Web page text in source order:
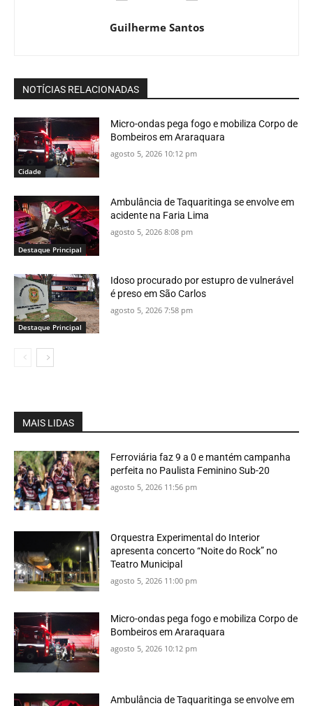
Guilherme Santos
NOTÍCIAS RELACIONADAS
Cidade
Micro-ondas pega fogo e mobiliza Corpo de
Bombeiros em Araraquara
agosto 5, 2026 10:12 pm
Destaque Principal
Ambulância de Taquaritinga se envolve em
acidente na Faria Lima
agosto 5, 2026 8:08 pm
Destaque Principal
Idoso procurado por estupro de vulnerável
é preso em São Carlos
agosto 5, 2026 7:58 pm
MAIS LIDAS
Ferroviária faz 9 a 0 e mantém campanha
perfeita no Paulista Feminino Sub-20
agosto 5, 2026 11:56 pm
Orquestra Experimental do Interior
apresenta concerto “Noite do Rock” no
Teatro Municipal
agosto 5, 2026 11:00 pm
Micro-ondas pega fogo e mobiliza Corpo de
Bombeiros em Araraquara
agosto 5, 2026 10:12 pm
Ambulância de Taquaritinga se envolve em